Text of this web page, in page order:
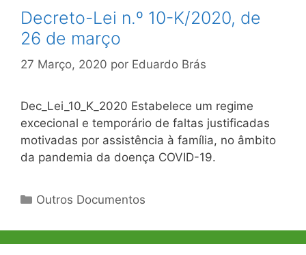
Decreto-Lei n.º 10-K/2020, de
26 de março
27 Março, 2020 por Eduardo Brás
Dec_Lei_10_K_2020 Estabelece um regime
excecional e temporário de faltas justificadas
motivadas por assistência à família, no âmbito
da pandemia da doença COVID-19.
Categorias
Outros Documentos